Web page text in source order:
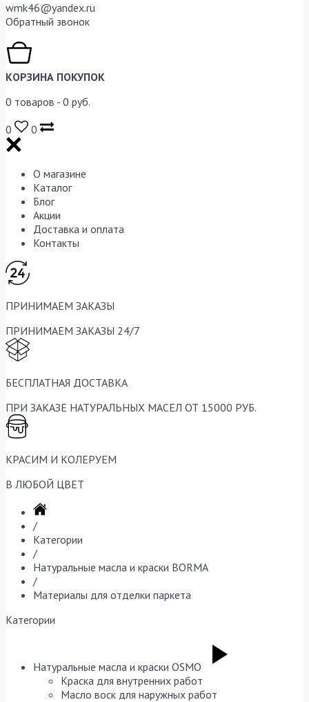
wmk46@yandex.ru
Обратный звонок
КОРЗИНА ПОКУПОК
0 товаров - 0 руб.
0
0
О магазине
Каталог
Блог
Акции
Доставка и оплата
Контакты
ПРИНИМАЕМ ЗАКАЗЫ
ПРИНИМАЕМ ЗАКАЗЫ 24/7
БЕСПЛАТНАЯ ДОСТАВКА
ПРИ ЗАКАЗЕ НАТУРАЛЬНЫХ МАСЕЛ ОТ 15000 РУБ.
КРАСИМ И КОЛЕРУЕМ
В ЛЮБОЙ ЦВЕТ
/
Категории
/
Натуральные масла и краски BORMA
/
Материалы для отделки паркета
Категории
Натуральные масла и краски OSMO
Краска для внутренних работ
Масло воск для наружных работ